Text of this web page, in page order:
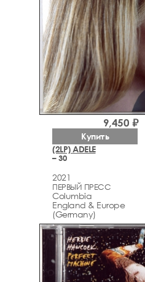
(2LP) ADELE
– 30
2021
ПЕРВЫЙ ПРЕСС
Columbia
England & Europe
(Germany)
9,450 ₽
Купить